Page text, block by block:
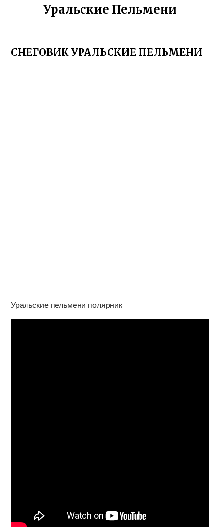
Уральские Пельмени
СНЕГОВИК УРАЛЬСКИЕ ПЕЛЬМЕНИ
Уральские пельмени полярник